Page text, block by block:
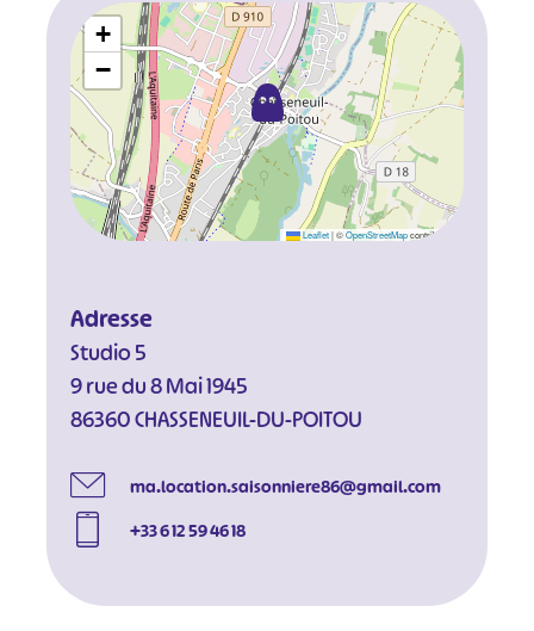
+
−
Leaflet |©OpenStreetMapcontributors
Adresse
Studio 5
9 rue du 8 Mai 1945
86360 CHASSENEUIL-DU-POITOU
ma.location.saisonniere86@gmail.com
+33 6 12 59 46 18